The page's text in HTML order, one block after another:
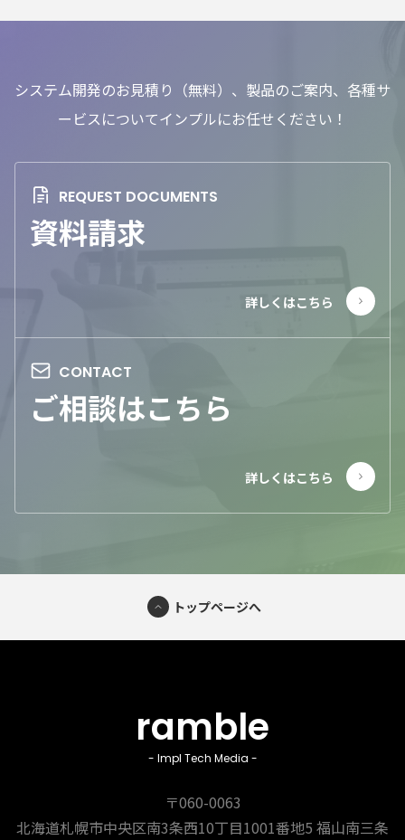
システム開発のお見積り（無料）、製品のご案内、各種サ
ービスについてインプルにお任せください！
資料請求
ご相談はこちら
トップページへ
ramble
- Impl Tech Media -
〒060-0063
北海道札幌市中央区南3条西10丁目1001番地5 福山南三条